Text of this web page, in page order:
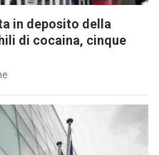
in deposito della
di cocaina, cinque